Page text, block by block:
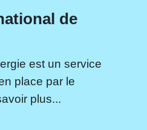
de
est un service
place par le
plus...